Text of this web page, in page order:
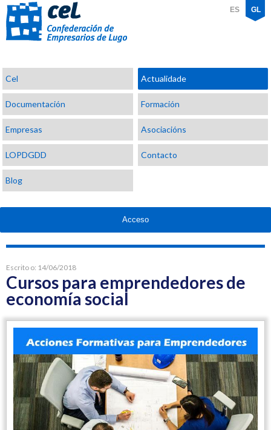
Confederación
de
Empresarios
de
Lugo
ES GL
Cel Actualidade
Documentación Formación
Empresas Asociacións
LOPDGDD Contacto
Blog
Acceso
Escrito o: 14/06/2018
Cursos para emprendedores de
economía social